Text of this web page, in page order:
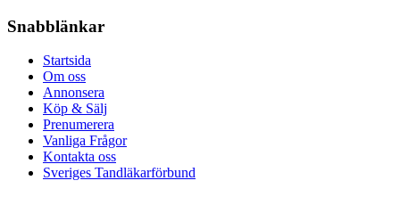
Snabblänkar
Startsida
Om oss
Annonsera
Köp & Sälj
Prenumerera
Vanliga Frågor
Kontakta oss
Sveriges Tandläkarförbund